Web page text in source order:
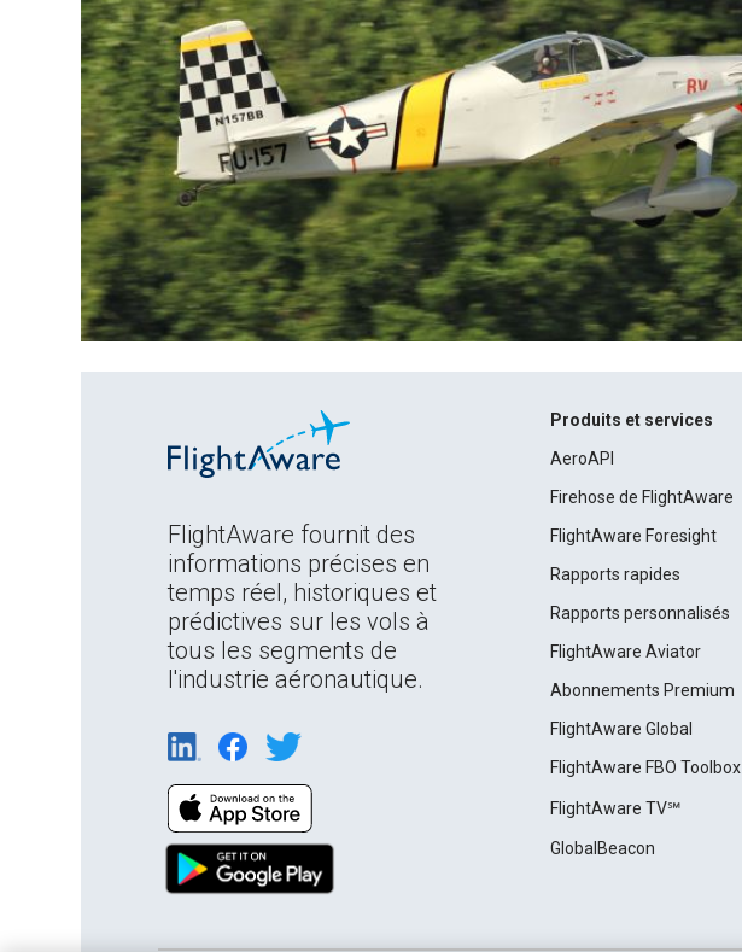
FlightAware fournit des
informations précises en
temps réel, historiques et
prédictives sur les vols à
tous les segments de
l'industrie aéronautique.
Produits et services
AeroAPI
Firehose de FlightAware
FlightAware Foresight
Rapports rapides
Rapports personnalisés
FlightAware Aviator
Abonnements Premium
FlightAware Global
FlightAware FBO Toolbox
FlightAware TV℠
GlobalBeacon